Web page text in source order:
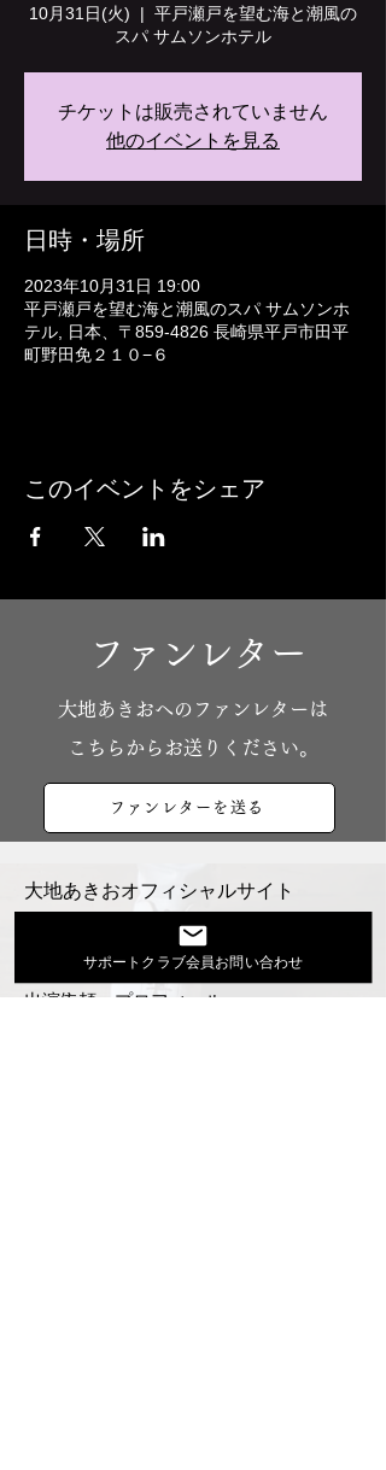
10月31日(火)
  |
平戸瀬戸を望む海と潮風の
スパ サムソンホテル
チケットは販売されていません
他のイベントを見る
日時・場所
2023年10月31日 19:00
平戸瀬戸を望む海と潮風のスパ サムソンホ
テル, 日本、〒859-4826 長崎県平戸市田平
町野田免２１０−６
このイベントをシェア
ファンレター
​大地あきおへのファンレターは
こちらからお送りください。
ファンレターを送る
大地あきおオフィシャルサイト
活動スケジュール
出演依頼・プロフィール
サポートクラブ会員お問い合わせ